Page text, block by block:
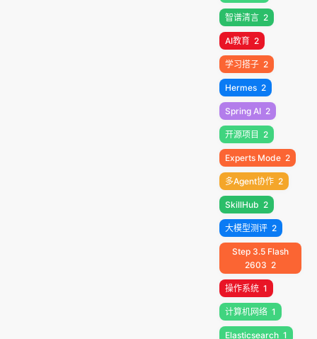
智谱清言 2
AI教育 2
学习搭子 2
Hermes 2
Spring AI 2
开源项目 2
Experts Mode 2
多Agent协作 2
SkillHub 2
大模型测评 2
Step 3.5 Flash
2603 2
操作系统 1
计算机网络 1
Elasticsearch 1